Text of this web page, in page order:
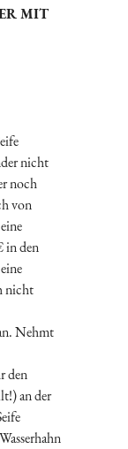
MIT
nicht
noch
von
in den
nicht
Nehmt
den
an der